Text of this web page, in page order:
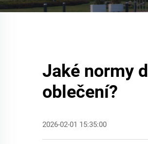
Jaké normy
oblečení?
2026-02-01 15:35:00